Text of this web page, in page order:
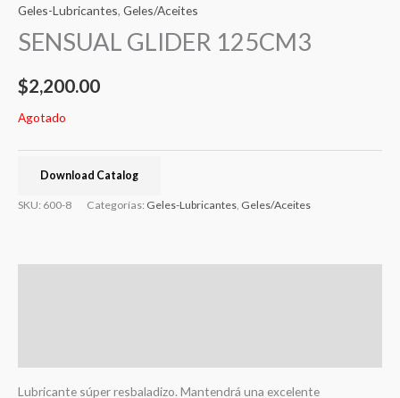
Geles-Lubricantes, Geles/Aceites
SENSUAL GLIDER 125CM3
$2,200.00
Agotado
Download Catalog
SKU: 600-8 Categorías: Geles-Lubricantes, Geles/Aceites
Lubricante súper resbaladizo. Mantendrá una excelente